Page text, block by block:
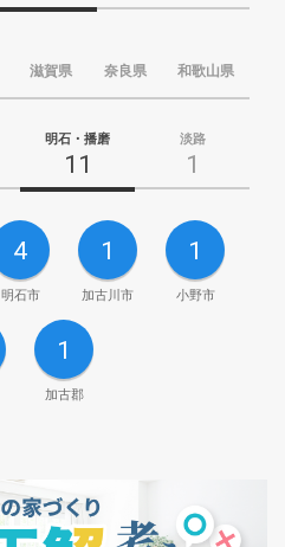
滋賀県 奈良県 和歌山県
明石・播磨
11
淡路
1
4
明石市
1
加古川市
1
小野市
1
加古郡